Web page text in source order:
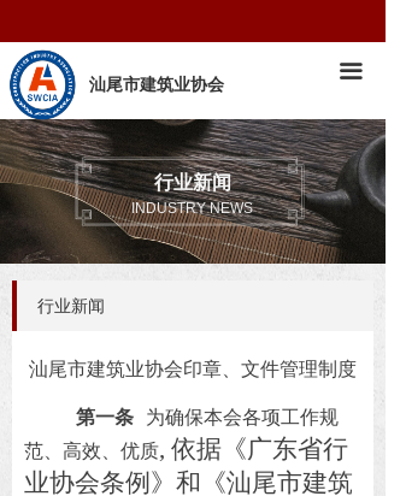
끀
新闻公告
协会工作
党建工作
汕尾市建筑业协会
行业新闻
汕尾市建筑业协会印章、文件管理制度
第一条
为确保本会各项工作规
范、高效、优质, 依据《广东省行
业协会条例》和《汕尾市建筑
行业新闻
INDUSTRY NEWS